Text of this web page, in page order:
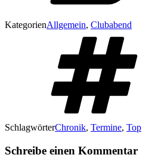
KategorienAllgemein, Clubabend
SchlagwörterChronik, Termine, Top
Schreibe einen Kommentar